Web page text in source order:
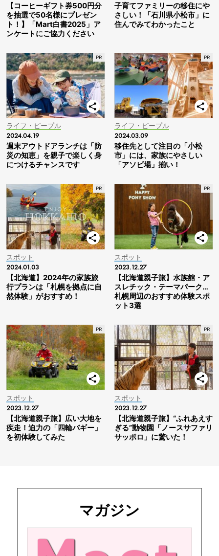
【コーヒーギフト券500円分
を抽選で50名様にプレゼン
ト！】「Mart白書2025」ア
ンケートにご協力ください
子育てファミリーの移住にや
さしい！「石川県小松市」に
住んでみてわかったこと
ライフ・ピープル
2024.04.19
週末アウトドアランチは「防
災の知恵」を親子で楽しく身
につけるチャンスです
ライフ・ピープル
2024.03.09
移住先として注目の「小松
市」には、家族にやさしい
「アソビ場」揃い！
スポット
2024.01.03
【北海道】2024年の家族旅
行プランは「札幌を拠点に自
然体験」がおすすめ！
スポット
2023.12.27
【北海道親子旅】水族館・ア
スレチック・テーマパーク…
札幌周辺のおすすめ体験スポ
ット3選
スポット
2023.12.27
【北海道親子旅】広い大地を
疾走！迫力の「四輪バギー」
を初体験してみた
スポット
2023.12.27
【北海道親子旅】“ふれあえす
ぎる”動物園「ノースサファリ
サッポロ」に驚いた！
マガジン